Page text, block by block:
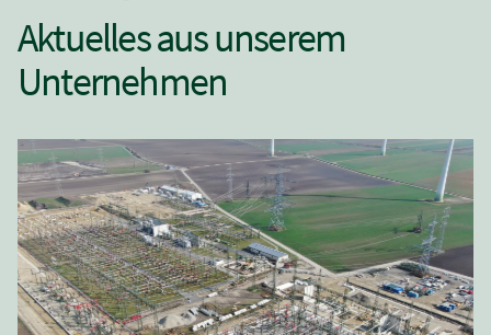
Aktuelles aus unserem
Unternehmen